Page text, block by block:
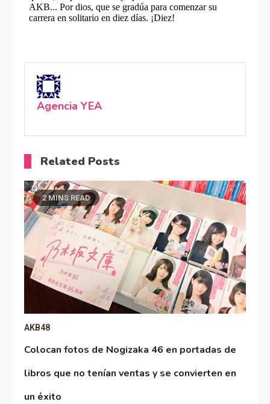
Agencia YEA
Related Posts
2 MINS READ
AKB48
Colocan fotos de Nogizaka 46 en portadas de
libros que no tenían ventas y se convierten en
un éxito